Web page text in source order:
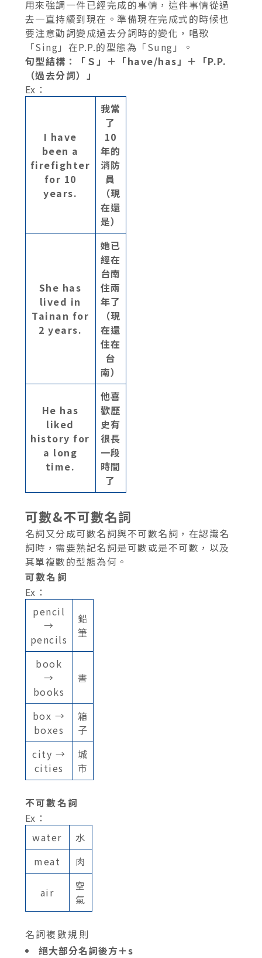
用來強調一件已經完成的事情，這件事情從過
去一直持續到現在。準備現在完成式的時候也
要注意動詞變成過去分詞時的變化，唱歌
「Sing」在P.P.的型態為「Sung」。
句型結構：「Ｓ」＋「have/has」＋「P.P.
（過去分詞）」
Ex：
I have
been a
firefighter
for 10
years.
我當
了
10
年的
消防
員
（現
在還
是）
She has
lived in
Tainan for
2 years.
她已
經在
台南
住兩
年了
（現
在還
住在
台
南）
He has
liked
history for
a long
time.
他喜
歡歷
史有
很長
一段
時間
了
可數&不可數名詞
名詞又分成可數名詞與不可數名詞，在認識名
詞時，需要熟記名詞是可數或是不可數，以及
其單複數的型態為何。
可數名詞
Ex：
pencil
→
pencils
鉛
筆
book
→
books
書
box →
boxes
箱
子
city →
cities
城
市
不可數名詞
Ex：
water
水
meat
肉
air
空
氣
名詞複數規則
絕大部分名詞後方＋s